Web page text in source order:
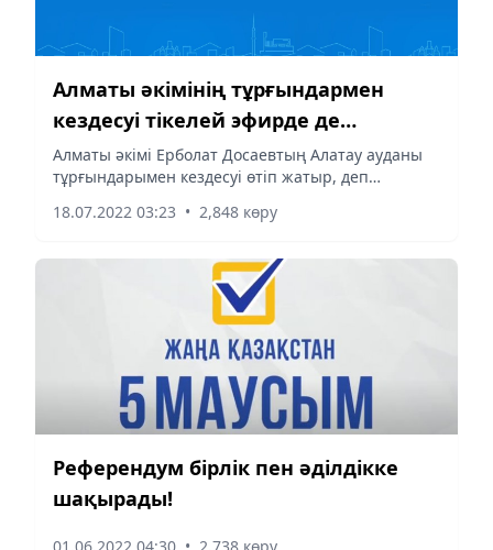
Алматы әкімінің тұрғындармен
кездесуі тікелей эфирде де
жүргізіледі
Алматы әкімі Ерболат Досаевтың Алатау ауданы
тұрғындарымен кездесуі өтіп жатыр, деп
18.07.2022 03:23 • 2,848 көру
Референдум бірлік пен әділдікке
шақырады!